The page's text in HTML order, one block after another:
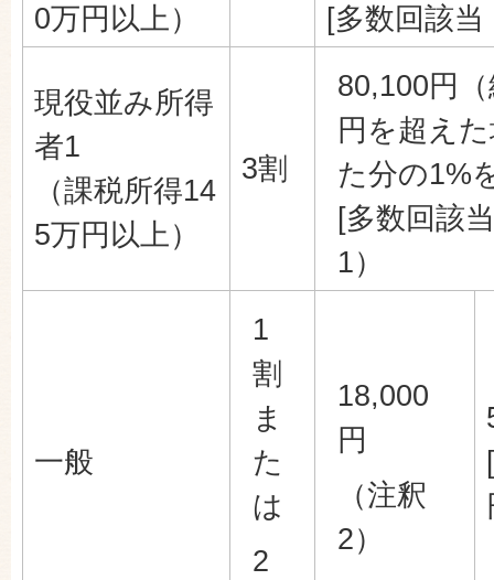
0万円以上）
[多数回該
現役並み所得
者1
（課税所得14
5万円以上）
3割
80,100円
円を超え
た分の1%
[多数回該
1）
一般
1
割
ま
た
は
2
18,000
円
（注釈
2）